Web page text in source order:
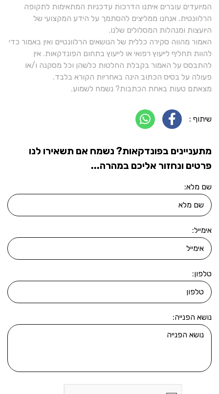
המיועדים עוברים איתנו הדרכות עדכניות המתאימות לתקופה
הרלוונטית. אנחנו ממליצים להסתמך על הידע המקצועי של
היועצות ומנהלות המסלולים שלנו.
האמור מהווה סקירה כללית של הנושאים הרלוונטיים ואין באמור כדי
להוות תחליף לייעוץ רפואי או לייעוץ בתחום הפונדקאות. אין
להתבסס על האמור בקבלת החלטות כלשהן וכל מסקנה ו/או
פעולה על בסיס הכתוב הינה באחריות הקורא בלבד.
מצאתם טעות באחת הכתבות? נשמח לשמוע.
שיתוף :
מתעניינים בפונדקאות? נשמח אם תשאירו לנו
פרטים ונחזור אליכם במהרה...
שם מלא:
אימייל:
טלפון:
נושא הפנייה: